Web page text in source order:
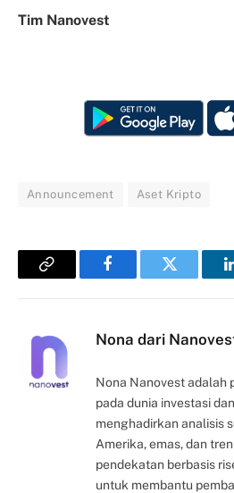
Tim Nanovest
Announcement Aset Kripto
Copy
FacebookTwitter
Nona dari
Nona Nanovest adalah
pada dunia investasi
menghadirkan analisis
Amerika, emas, dan
pendekatan berbasis
untuk membantu